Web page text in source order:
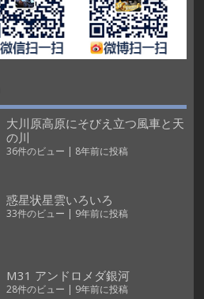
大川原高原にそびえ立つ風車と天
の川
36件のビュー | 8年前に投稿
惑星状星雲いろいろ
33件のビュー | 9年前に投稿
M31 アンドロメダ銀河
28件のビュー 9年前に投稿